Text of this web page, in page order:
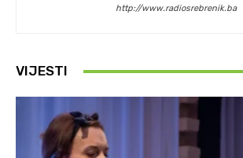
http://www.radiosrebrenik.ba
VIJESTI